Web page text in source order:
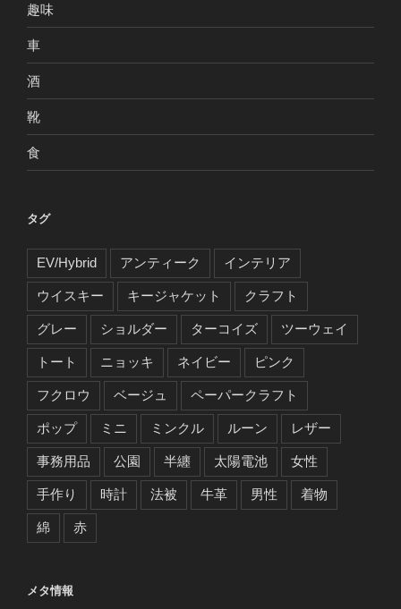
趣味
車
酒
靴
食
タグ
EV/Hybrid アンティーク インテリア
ウイスキー キージャケット クラフト
グレー ショルダー ターコイズ ツーウェイ
トート ニョッキ ネイビー ピンク
フクロウ ベージュ ペーパークラフト
ポップ ミニ ミンクル ルーン レザー
事務用品 公園 半纏 太陽電池 女性
手作り 時計 法被 牛革 男性 着物
綿 赤
メタ情報